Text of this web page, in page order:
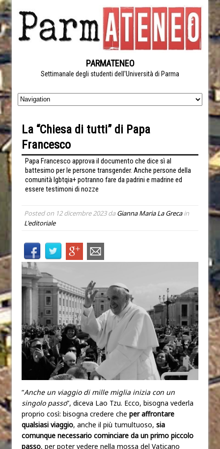
PARMATENEO
Settimanale degli studenti dell'Università di Parma
La “Chiesa di tutti” di Papa
Francesco
Papa Francesco approva il documento che dice sì al
battesimo per le persone transgender. Anche persone della
comunità lgbtqia+ potranno fare da padrini e madrine ed
essere testimoni di nozze
Posted on 12 dicembre 2023daGianna Maria La Grecain
L'editoriale
“Anche un viaggio di mille miglia inizia con un
singolo passo”, diceva Lao Tzu. Ecco, bisogna vederla
proprio così: bisogna credere che per affrontare
qualsiasi viaggio, anche il più tumultuoso, sia
comunque necessario cominciare da un primo piccolo
passo, per poter vedere nella mossa del Vaticano